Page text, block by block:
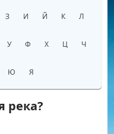
З И Й К Л
У Ф Х Ц Ч
Ю Я
река?